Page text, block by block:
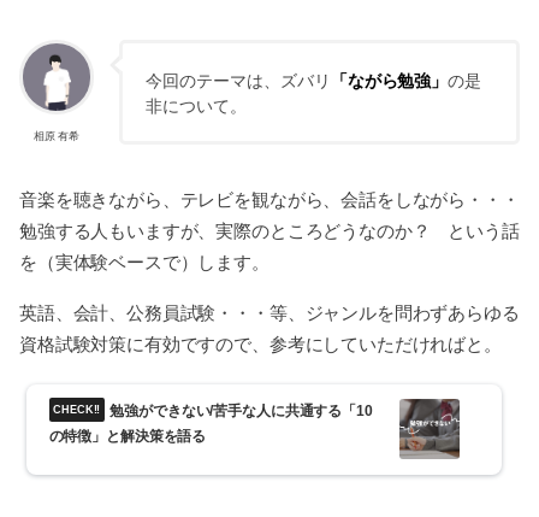
相原 有希
今回のテーマは、ズバリ 「ながら勉強」 の是
非について。
音楽を聴きながら、テレビを観ながら、会話をしながら・・・
勉強する人もいますが、実際のところどうなのか？ という話
を（実体験ベースで）します。
英語、会計、公務員試験・・・等、ジャンルを問わずあらゆる
資格試験対策に有効ですので、参考にしていただければと。
勉強ができない/苦手な人に共通する「10
の特徴」と解決策を語る